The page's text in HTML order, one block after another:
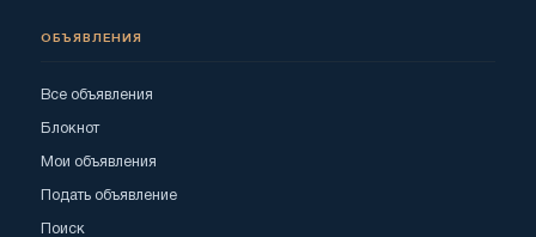
ОБЪЯВЛЕНИЯ
Все объявления
Блокнот
Мои объявления
Подать объявление
Поиск